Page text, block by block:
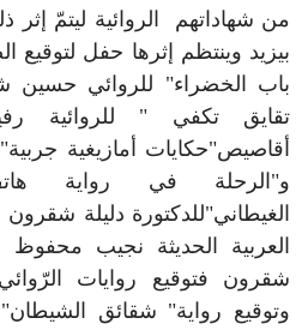
من شهاداتهم الروائية ليتمّ إثر
بيزيد وينتظم إثرها حفل لتوقيع
باب الخضراء" للروائي
تقايق تكفي " للروائية
أقاصيص"حكايات أمازيغية
و"الرحلة في رواية
الغيطاني"للدكتورة دليلة
العربية الحديثة نجيب محفوظ
شقرون فتوقيع روايات
وتوقيع رواية" شقائق